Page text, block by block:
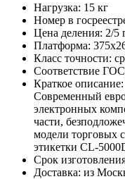
Нагрузка: 15 кг
Номер в
Цена деления: 2/5
Платформа:
Класс точности:
Соответствие
Краткое описание:
Современный
электронных
части,
модели торговых
этикетки CL-
Срок
Доставка: из